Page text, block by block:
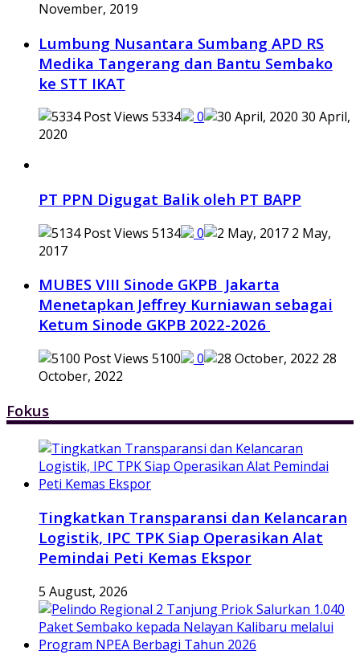
November, 2019
Lumbung Nusantara Sumbang APD RS
Medika Tangerang dan Bantu Sembako
ke STT IKAT
5334 0
30 April,
2020
PT PPN Digugat Balik oleh PT BAPP
5134 0
2 May,
2017
MUBES VIII Sinode GKPB Jakarta
Menetapkan Jeffrey Kurniawan sebagai
Ketum Sinode GKPB 2022-2026
5100 0
28
October, 2022
Fokus
Tingkatkan Transparansi dan Kelancaran
Logistik, IPC TPK Siap Operasikan Alat
Pemindai Peti Kemas Ekspor
5 August, 2026